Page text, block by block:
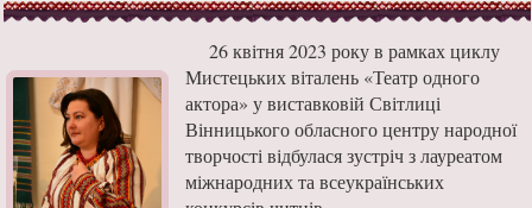
26 квітня 2023 року в рамках циклу
Мистецьких віталень «Театр одного
актора» у виставковій Світлиці
Вінницького обласного центру народної
творчості відбулася зустріч з лауреатом
міжнародних та всеукраїнських